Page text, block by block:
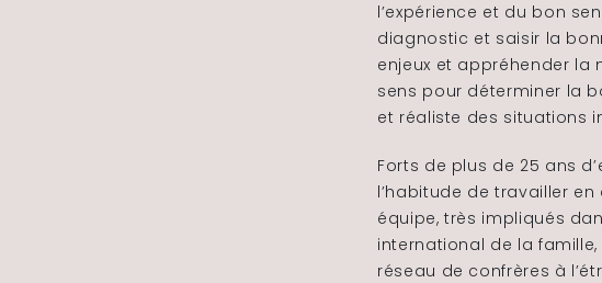
Contact
l’expérience et du bon
diagnostic et saisir la
enjeux et appréhender la
sens pour déterminer la
et réaliste des situations
Forts de plus de 25 ans
l’habitude de travailler
équipe, très impliqués
international de la
réseau de confrères à